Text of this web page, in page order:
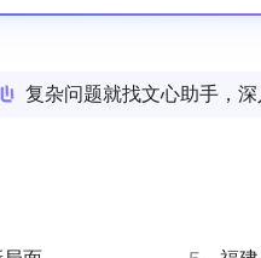
复杂问题就找文心助手，